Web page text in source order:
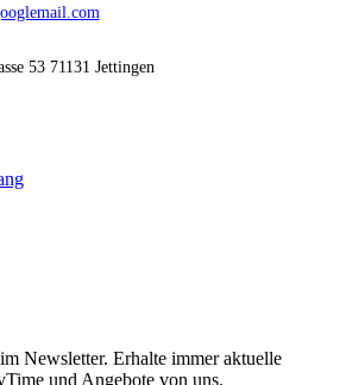
53 71131 Jettingen
Newsletter. Erhalte immer aktuelle
und Angebote von uns.